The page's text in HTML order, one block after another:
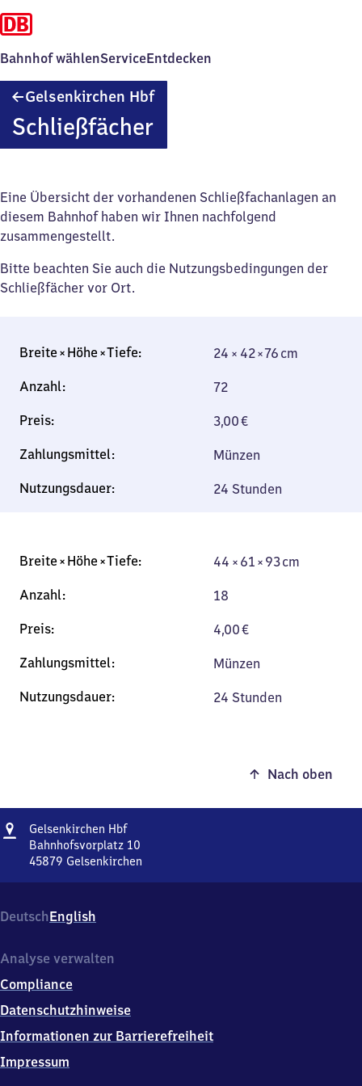
Bahnhof wählenServiceEntdecken
Gelsenkirchen HbfGelsenkirchen
Schließfächer
Eine Übersicht der vorhandenen Schließfachanlagen an
diesem Bahnhof haben wir Ihnen nachfolgend
zusammengestellt.
Bitte beachten Sie auch die Nutzungsbedingungen der
Schließfächer vor Ort.
24 × 42 × 76 cm
72
3,00€
Münzen
24 Stunden
44 × 61 × 93 cm
18
4,00€
Münzen
24 Stunden
Nach oben
Adresse
Gelsenkirchen HbfGelsenkirchen
Hauptbahnhof
Bahnhofsvorplatz 10
45879 Gelsenkirchen
Bahnhofsvorplatz
10,
5
7
9
DeutschEnglish
Analyse verwalten
Compliance
Datenschutzhinweise
Informationen zur Barrierefreiheit
Impressum